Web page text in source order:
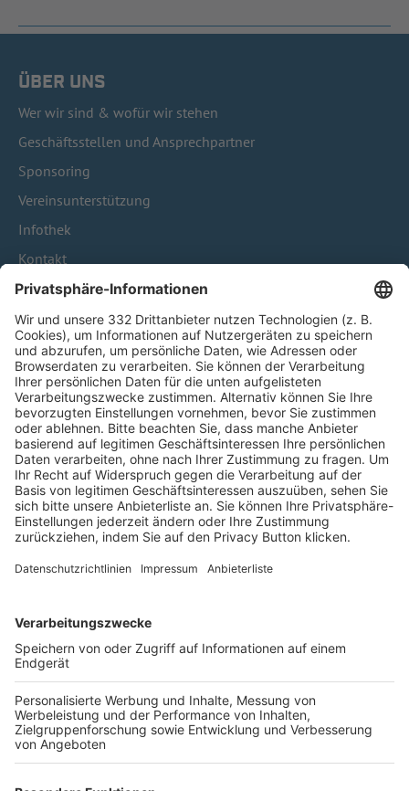
ÜBER UNS
Wer wir sind & wofür wir stehen
Geschäftsstellen und Ansprechpartner
Sponsoring
Vereinsunterstützung
Infothek
Kontakt
HÄUFIG BESUCHTE SEITEN
Pässe und Vereinswechsel
Trainerausbildung
Schulungsangebot Vereinsmitarbeiter
BFV-Geschäftsstellen
Trainerbörse
Login SpielPlus
FOLGE DEM BFV
TOP-VEREINE
TOP-PARTNER